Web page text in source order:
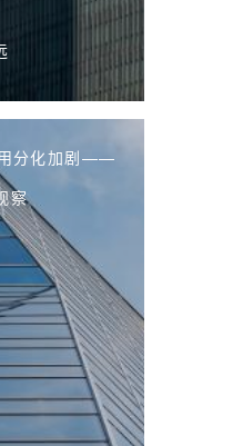
分化加剧——
察